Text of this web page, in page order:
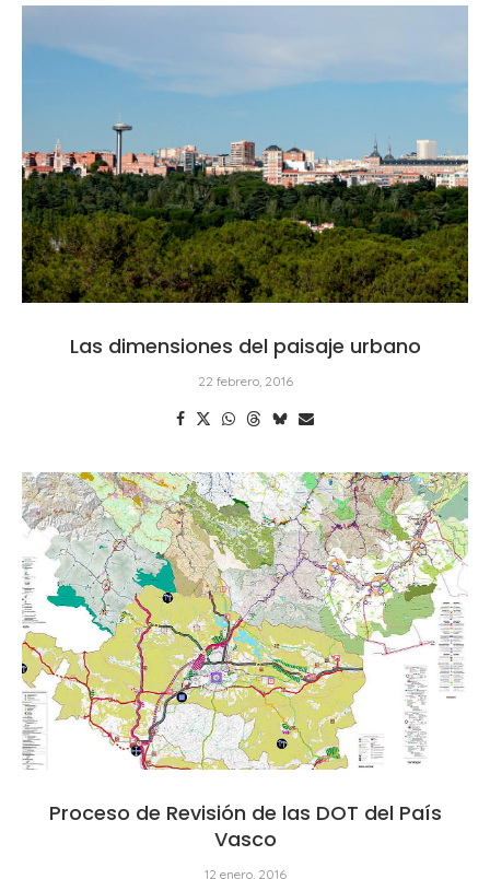
Las dimensiones del paisaje urbano
22 febrero, 2016
Proceso de Revisión de las DOT del País
Vasco
12 enero, 2016